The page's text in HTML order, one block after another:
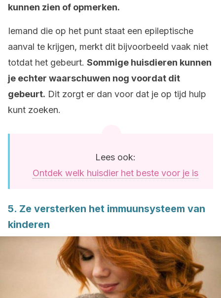
kunnen zien of opmerken.
Iemand die op het punt staat een epileptische
aanval te krijgen, merkt dit bijvoorbeeld vaak niet
totdat het gebeurt. Sommige huisdieren kunnen
je echter waarschuwen nog voordat dit
gebeurt. Dit zorgt er dan voor dat je op tijd hulp
kunt zoeken.
Lees ook:
Ontdek welk huisdier het beste voor je is
5. Ze versterken het immuunsysteem van
kinderen